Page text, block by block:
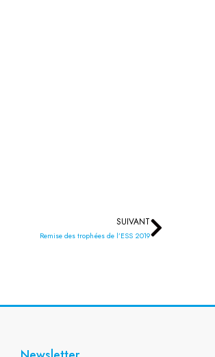
SUIVANT
Remise des trophées de l’ESS 2019Suivant